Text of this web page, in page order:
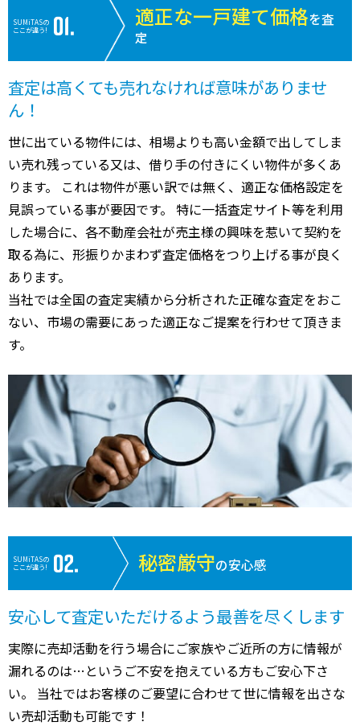
SUMiTASの
ここが違う!
適正な一戸建て価格を査
定
査定は高くても売れなければ意味がありませ
ん！
世に出ている物件には、相場よりも高い金額で出してしま
い売れ残っている又は、借り手の付きにくい物件が多くあ
ります。 これは物件が悪い訳では無く、適正な価格設定を
見誤っている事が要因です。 特に一括査定サイト等を利用
した場合に、各不動産会社が売主様の興味を惹いて契約を
取る為に、形振りかまわず査定価格をつり上げる事が良く
あります。
当社では全国の査定実績から分析された正確な査定をおこ
ない、市場の需要にあった適正なご提案を行わせて頂きま
す。
SUMiTASの
ここが違う!
秘密厳守の安心感
安心して査定いただけるよう最善を尽くします
実際に売却活動を行う場合にご家族やご近所の方に情報が
漏れるのは…というご不安を抱えている方もご安心下さ
い。 当社ではお客様のご要望に合わせて世に情報を出さな
い売却活動も可能です！